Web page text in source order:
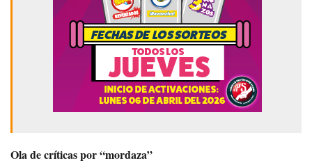
Ola de críticas por “mordaza”